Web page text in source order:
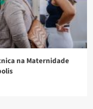
na Maternidade